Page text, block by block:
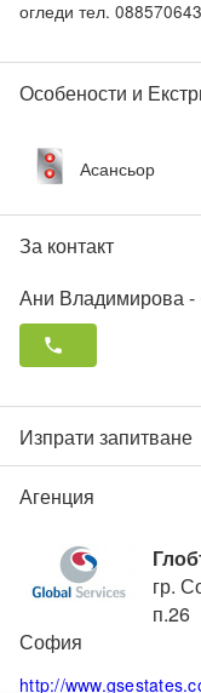
Особености и
Асансьор
За контакт
Ани Владимирова-
phone
Изпрати запитване
Агенция
гр.
п.26
София
http://